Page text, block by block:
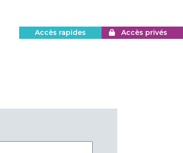
Accès rapides Accès privés